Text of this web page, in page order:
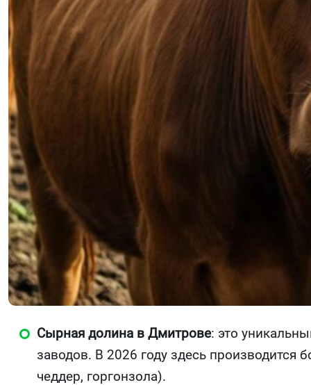
Сырная долина в Дмитрове: это
заводов. В 2026 году здесь производится
чеддер, горгонзола).